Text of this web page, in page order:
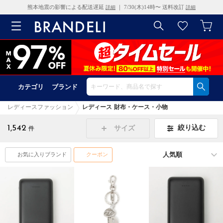
熊本地震の影響による配送遅延 詳細 ｜ 7/30(木)14時〜 送料改訂 詳細
カテゴリ ブランド
レディースファッション レディース 財布・ケース・小物
1,542 件 サイズ 絞り込む
お気に入りブランド クーポン